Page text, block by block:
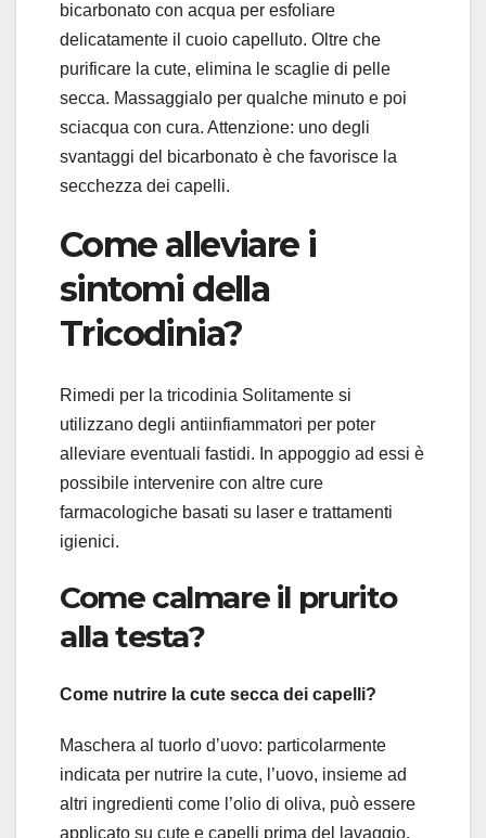
bicarbonato con acqua per esfoliare
delicatamente il cuoio capelluto. Oltre che
purificare la cute, elimina le scaglie di pelle
secca. Massaggialo per qualche minuto e poi
sciacqua con cura. Attenzione: uno degli
svantaggi del bicarbonato è che favorisce la
secchezza dei capelli.
Come alleviare i
sintomi della
Tricodinia?
Rimedi per la tricodinia Solitamente si
utilizzano degli antiinfiammatori per poter
alleviare eventuali fastidi. In appoggio ad essi è
possibile intervenire con altre cure
farmacologiche basati su laser e trattamenti
igienici.
Come calmare il prurito
alla testa?
Come nutrire la cute secca dei capelli?
Maschera al tuorlo d’uovo: particolarmente
indicata per nutrire la cute, l’uovo, insieme ad
altri ingredienti come l’olio di oliva, può essere
applicato su cute e capelli prima del lavaggio.